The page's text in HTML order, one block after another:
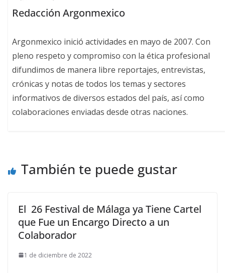
Redacción Argonmexico
Argonmexico inició actividades en mayo de 2007. Con
pleno respeto y compromiso con la ética profesional
difundimos de manera libre reportajes, entrevistas,
crónicas y notas de todos los temas y sectores
informativos de diversos estados del país, así como
colaboraciones enviadas desde otras naciones.
También te puede gustar
El 26 Festival de Málaga ya Tiene Cartel
que Fue un Encargo Directo a un
Colaborador
1 de diciembre de 2022